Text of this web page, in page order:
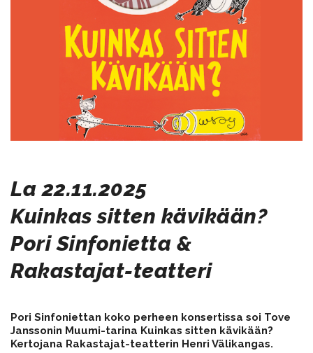
​​​​​​​La 22.11.2025
Kuinkas sitten kävikään?
​​​​​​​Pori Sinfonietta &
Rakastajat-teatteri
​​​​​​​Pori Sinfoniettan koko perheen konsertissa soi Tove
Janssonin Muumi-tarina Kuinkas sitten kävikään?
Kertojana Rakastajat-teatterin Henri Välikangas.